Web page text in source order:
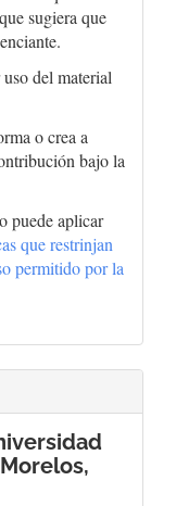
sugiera que
del material
o crea a
bajo la
puede aplicar
que restrinjan
permitido por la